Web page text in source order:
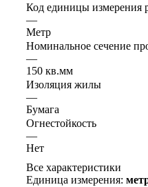
Код единицы измерения
—
Метр
Номинальное сечение
—
150 кв.мм
Изоляция жилы
—
Бумага
Огнестойкость
—
Нет
Все характеристики
Единица измерения: